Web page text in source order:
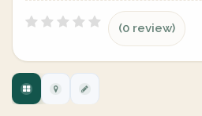
(0 review)